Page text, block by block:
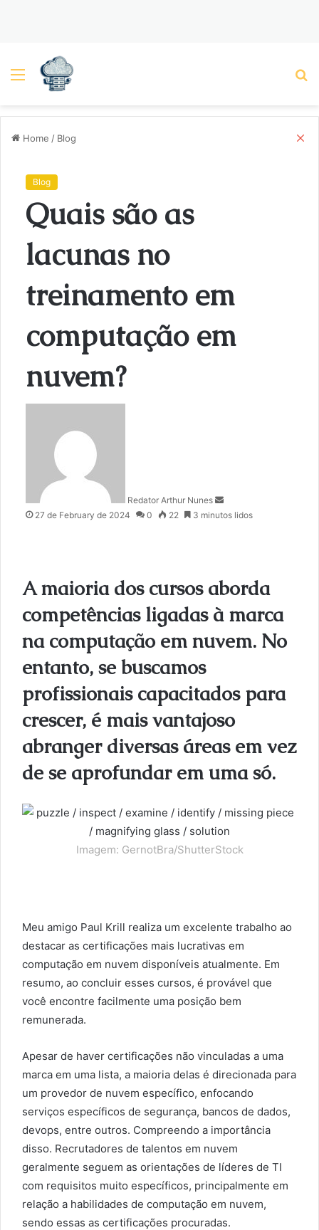
Menu
Home / Blog
Blog
Quais são as
lacunas no
treinamento em
computação em
nuvem?
Redator Arthur Nunes
m
27 de February de 2024 0 22 3 minutos lidos
A maioria dos cursos aborda
competências ligadas à marca
na computação em nuvem. No
entanto, se buscamos
profissionais capacitados para
crescer, é mais vantajoso
abranger diversas áreas em vez
de se aprofundar em uma só.
Imagem: GernotBra/ShutterStock
Meu amigo Paul Krill realiza um excelente trabalho ao
destacar as certificações mais lucrativas em
computação em nuvem disponíveis atualmente. Em
resumo, ao concluir esses cursos, é provável que
você encontre facilmente uma posição bem
remunerada.
Apesar de haver certificações não vinculadas a uma
marca em uma lista, a maioria delas é direcionada para
um provedor de nuvem específico, enfocando
serviços específicos de segurança, bancos de dados,
devops, entre outros. Compreendo a importância
disso. Recrutadores de talentos em nuvem
geralmente seguem as orientações de líderes de TI
com requisitos muito específicos, principalmente em
relação a habilidades de computação em nuvem,
sendo essas as certificações procuradas.